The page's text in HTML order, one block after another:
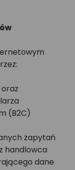
(B2C)
zapytań
handlowca
dane